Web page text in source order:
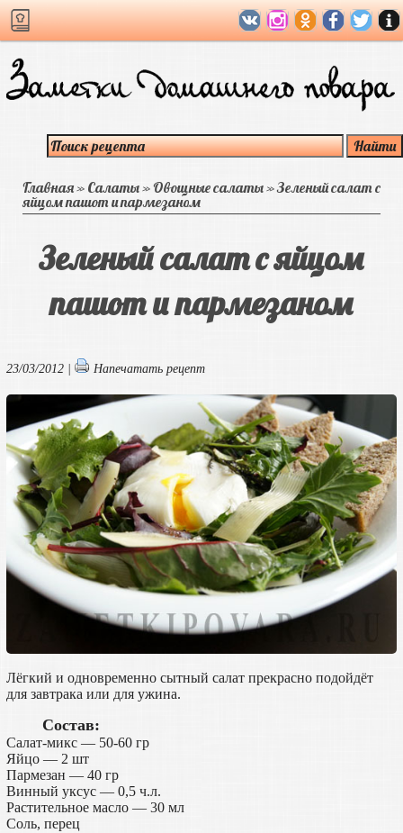
Главная» Салаты»Овощные салаты»Зеленый салат с
яйцом пашот и пармезаном
Зеленый салат с яйцом
пашот и пармезаном
23/03/2012 | Напечатать рецепт
Лёгкий и одновременно сытный салат прекрасно подойдёт
для завтрака или для ужина.
Состав:
Салат-микс — 50-60 гр
Яйцо — 2 шт
Пармезан — 40 гр
Винный уксус — 0,5 ч.л.
Растительное масло — 30 мл
Соль, перец